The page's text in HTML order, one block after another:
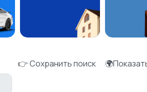
👉 Сохранить поиск